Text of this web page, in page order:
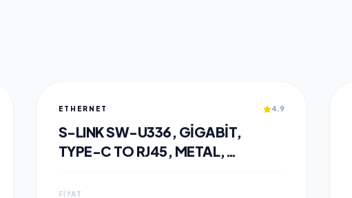
ETHERNET 4.9
S-LINK SW-U336, GIGABIT,
TYPE-C TO RJ45, METAL,
FIYAT